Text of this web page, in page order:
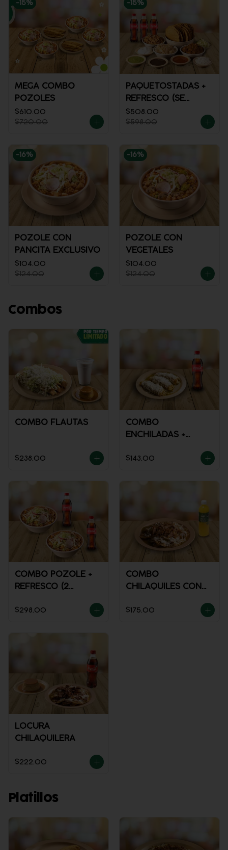
-15%
MEGA COMBO
POZOLES
$610.00
$720.00
-15%
PAQUETOSTADAS +
REFRESCO (SE
ENVÍA FRÍO)
$508.00
$598.00
-16%
POZOLE CON
PANCITA EXCLUSIVO
$104.00
$124.00
-16%
POZOLE CON
VEGETALES
$104.00
$124.00
Combos
COMBO FLAUTAS
$238.00
COMBO
ENCHILADAS +
$143.00
COMBO POZOLE +
REFRESCO (2
$298.00
COMBO
CHILAQUILES CON
NARANJA
$175.00
LOCURA
CHILAQUILERA
$222.00
Platillos